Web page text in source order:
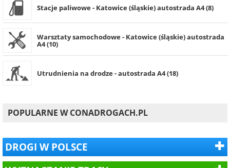
Stacje paliwowe - Katowice (śląskie) autostrada A4 (8)
Warsztaty samochodowe - Katowice (śląskie) autostrada
A4 (10)
Utrudnienia na drodze - autostrada A4 (18)
POPULARNE W CONADROGACH.PL
DROGI W POLSCE